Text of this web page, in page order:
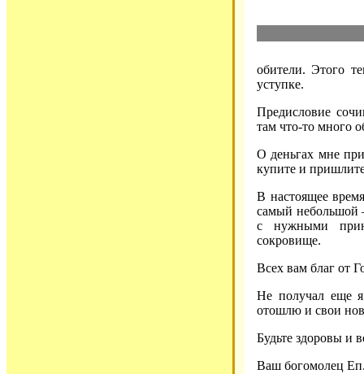
обители. Этого
уступке.
Предисловие
там что-то много
О деньгах мне
купите и
В настоящее
самый небольшой
с нужными
сокровище.
Всех вам благ от
Не получал еще я
отошлю и свои
Будьте здоровы и
Ваш богомолец